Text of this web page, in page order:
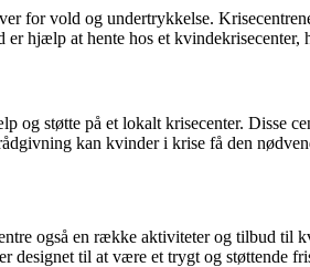
for vold og undertrykkelse.
hjælp at hente hos et
og støtte på et lokalt krisecenter. Disse
kan kvinder i krise få den
også en række aktiviteter og tilbud til
designet til at være et trygt og støttende